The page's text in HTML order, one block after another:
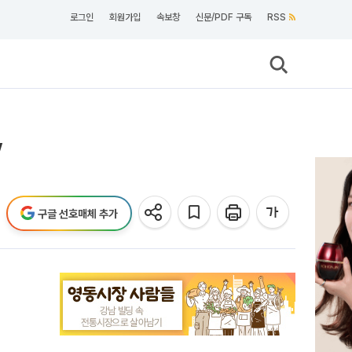
로그인 회원가입 속보창 신문/PDF 구독 RSS
구글 선호매체 추가